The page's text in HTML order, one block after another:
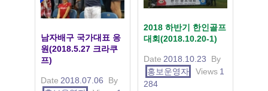
2018 하반기 한인골프
대회(2018.10.20-1)
Date 2018.10.23
By
홍보운영자
Views 1
284
남자배구 국가대표 응
원(2018.5.27 크라쿠
프)
Date 2018.07.06
By